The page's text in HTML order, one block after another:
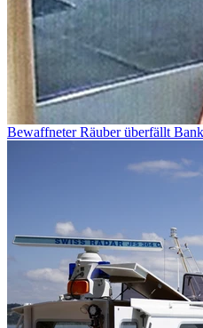
Bewaffneter Räuber überfällt